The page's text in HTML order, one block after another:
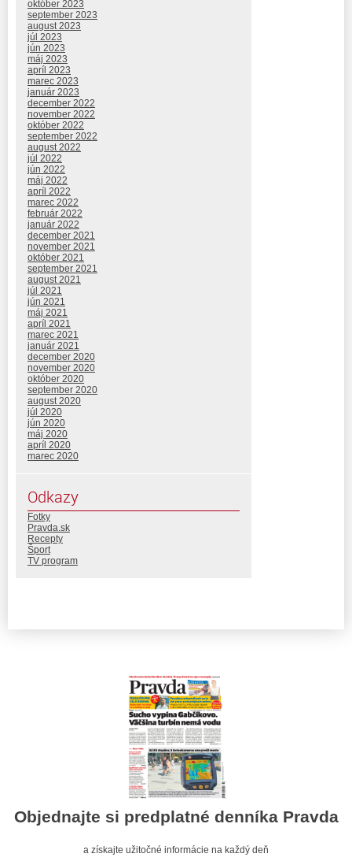
október 2023
september 2023
august 2023
júl 2023
jún 2023
máj 2023
apríl 2023
marec 2023
január 2023
december 2022
november 2022
október 2022
september 2022
august 2022
júl 2022
jún 2022
máj 2022
apríl 2022
marec 2022
február 2022
január 2022
december 2021
november 2021
október 2021
september 2021
august 2021
júl 2021
jún 2021
máj 2021
apríl 2021
marec 2021
január 2021
december 2020
november 2020
október 2020
september 2020
august 2020
júl 2020
jún 2020
máj 2020
apríl 2020
marec 2020
Odkazy
Fotky
Pravda.sk
Recepty
Šport
TV program
Objednajte si predplatné denníka Pravda
a získajte užitočné informácie na každý deň